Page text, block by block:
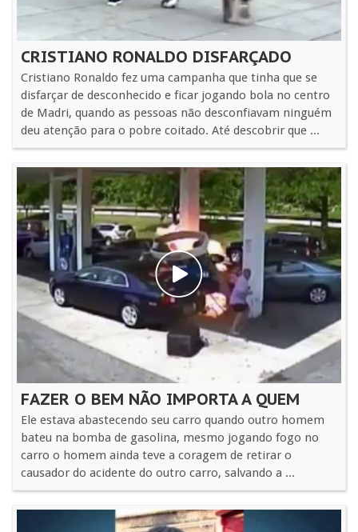
CRISTIANO RONALDO DISFARÇADO
Cristiano Ronaldo fez uma campanha que tinha que se
disfarçar de desconhecido e ficar jogando bola no centro
de Madri, quando as pessoas não desconfiavam ninguém
deu atenção para o pobre coitado. Até descobrir que ...
FAZER O BEM NÃO IMPORTA A QUEM
Ele estava abastecendo seu carro quando outro homem
bateu na bomba de gasolina, mesmo jogando fogo no
carro o homem ainda teve a coragem de retirar o
causador do acidente do outro carro, salvando a ...